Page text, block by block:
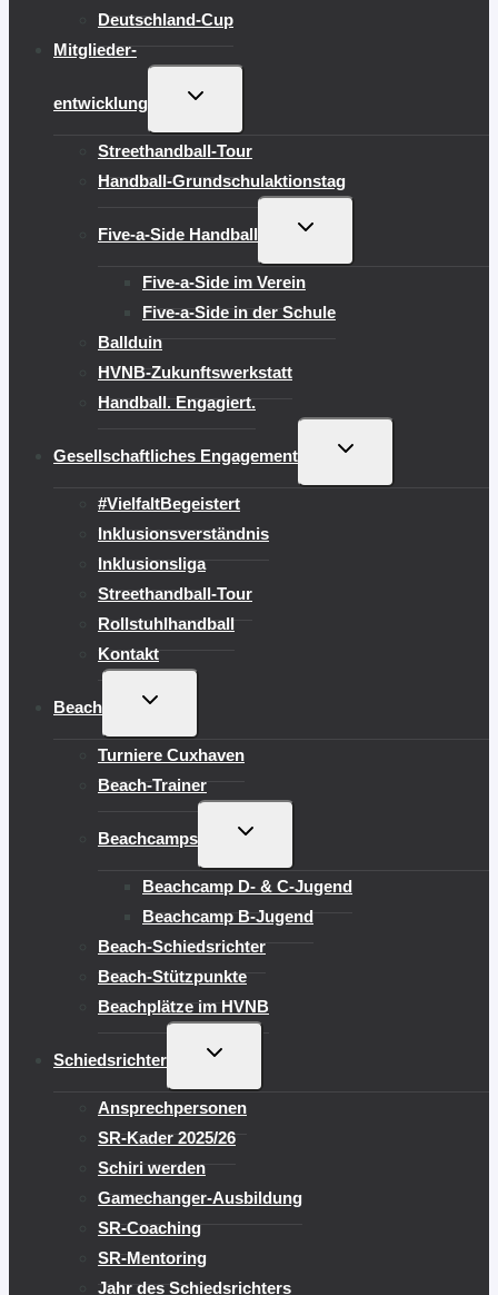
Deutschland-Cup
Mitglieder-
entwicklung
UNTERMENÜ
Streethandball-Tour
Handball-Grundschulaktionstag
Five-a-Side Handball
UNTERMENÜ
Five-a-Side im Verein
Five-a-Side in der Schule
Ballduin
HVNB-Zukunftswerkstatt
Handball. Engagiert.
Gesellschaftliches Engagement
UNTERMENÜ
#VielfaltBegeistert
Inklusionsverständnis
Inklusionsliga
Streethandball-Tour
Rollstuhlhandball
Kontakt
Beach
UNTERMENÜ
Turniere Cuxhaven
Beach-Trainer
Beachcamps
UNTERMENÜ
Beachcamp D- & C-Jugend
Beachcamp B-Jugend
Beach-Schiedsrichter
Beach-Stützpunkte
Beachplätze im HVNB
Schiedsrichter
UNTERMENÜ
Ansprechpersonen
SR-Kader 2025/26
Schiri werden
Gamechanger-Ausbildung
SR-Coaching
SR-Mentoring
Jahr des Schiedsrichters